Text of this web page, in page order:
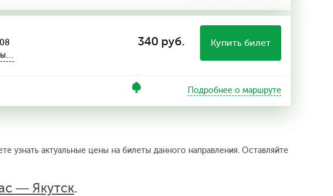
340 руб. Купить билет
Подробнее о маршруте
узнать актуальные цены на билеты данного направления. Оставляйте
— Якутск.